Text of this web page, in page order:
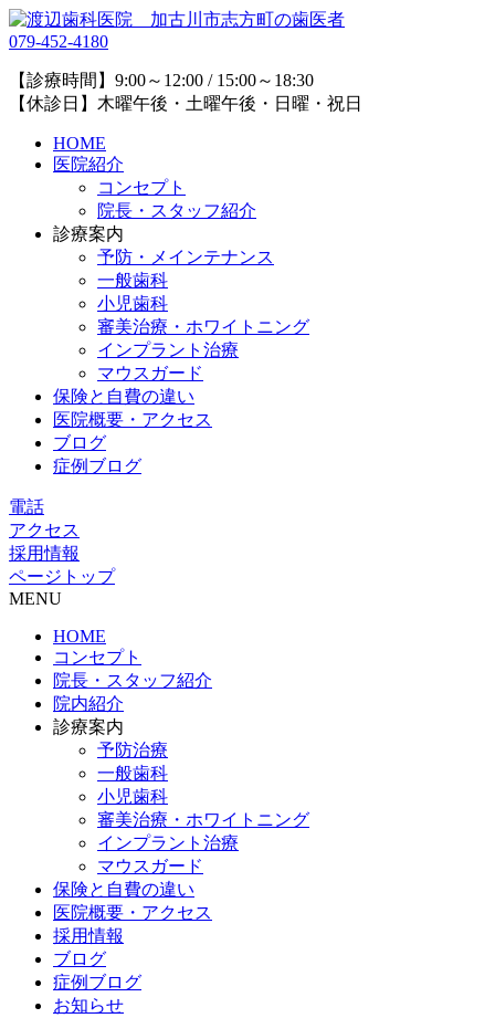
079-452-4180
【診療時間】9:00～12:00 / 15:00～18:30
【休診日】木曜午後・土曜午後・日曜・祝日
HOME
医院紹介
コンセプト
院長・スタッフ紹介
診療案内
予防・メインテナンス
一般歯科
小児歯科
審美治療・ホワイトニング
インプラント治療
マウスガード
保険と自費の違い
医院概要・アクセス
ブログ
症例ブログ
電話
アクセス
採用情報
ページトップ
MENU
HOME
コンセプト
院長・スタッフ紹介
院内紹介
診療案内
予防治療
一般歯科
小児歯科
審美治療・ホワイトニング
インプラント治療
マウスガード
保険と自費の違い
医院概要・アクセス
採用情報
ブログ
症例ブログ
お知らせ